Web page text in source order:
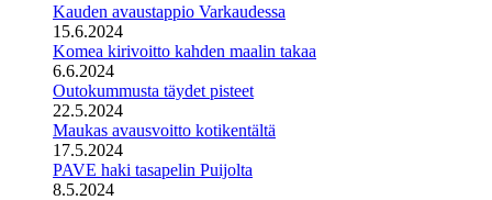
Kauden avaustappio Varkaudessa
15.6.2024
Komea kirivoitto kahden maalin takaa
6.6.2024
Outokummusta täydet pisteet
22.5.2024
Maukas avausvoitto kotikentältä
17.5.2024
PAVE haki tasapelin Puijolta
8.5.2024